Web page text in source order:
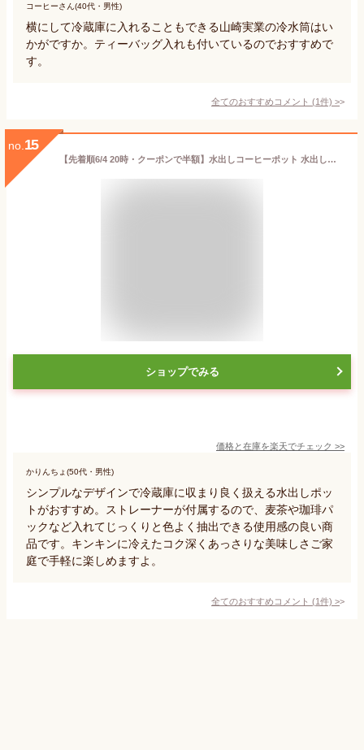
コーヒーさん(40代・男性)
横にして冷蔵庫に入れることもできる山崎実業の冷水筒はい
かがですか。ティーバッグ入れも付いているのでおすすめで
す。
全てのおすすめコメント (1件) >
no. 15
【先着順6/4 20時・クーポンで半額】水出しコーヒーポット 水出し専用 コーヒージャグ 大容量 アイスコーヒーポット 耐熱 お茶 麦茶 容器 縦置き 横置き 珈琲 冷蔵庫 コールドブリュー 冷水筒 耐冷 キッチン用品 軽量 新生活 4色 1.1L ピッチャー
ショップでみる
価格と在庫を楽天でチェック >>
かりんちょ(50代・男性)
シンプルなデザインで冷蔵庫に収まり良く扱える水出しポッ
トがおすすめ。ストレーナーが付属するので、麦茶や珈琲パ
ックなど入れてじっくりと色よく抽出できる使用感の良い商
品です。キンキンに冷えたコク深くあっさりな美味しさご家
庭で手軽に楽しめますよ。
全てのおすすめコメント (1件) >